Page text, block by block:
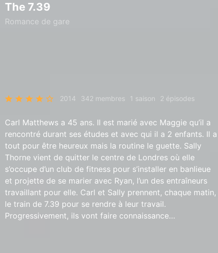
The 7.39
Romance de gare
2014 342 membres 1 saison 2 épisodes
Carl Matthews a 45 ans. Il est marié avec Maggie qu’il a
rencontré durant ses études et avec qui il a 2 enfants. Il a
tout pour être heureux mais la routine le guette. Sally
Thorne vient de quitter le centre de Londres où elle
s’occupe d’un club de fitness pour s’installer en banlieue
et projette de se marier avec Ryan, l’un des entraîneurs
travaillant pour elle. Carl et Sally prennent, chaque matin,
le train de 7.39 pour se rendre à leur travail.
Progressivement, ils vont faire connaissance…